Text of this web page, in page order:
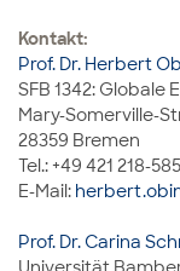
Kontakt:
Prof. Dr. Herbert
SFB 1342:
Mary-Somerville-
28359 Bremen
Tel.: +49 421 218-
E-Mail:
Prof. Dr. Carina
Universität